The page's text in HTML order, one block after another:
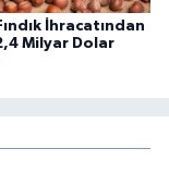
İhracatından
Milyar Dolar